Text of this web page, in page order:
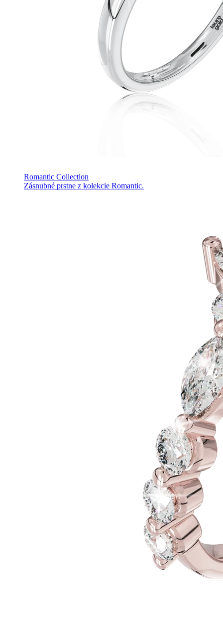
Romantic Collection
Zásnubné prstne z kolekcie Romantic.